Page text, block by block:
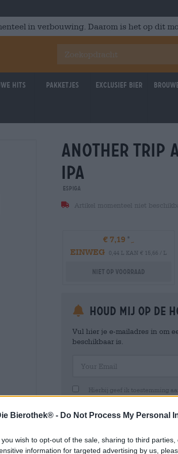
Bierothek® - Do Not Process My Personal
you wish to opt-out of the sale, sharing to third
information for targeted advertising by us,
in verbouwing. Daarom is het op dit
hits Pakketjes Exclusief Bier
another trip
ipa
Espiga
Artikel momenteel niet
€ 7,19
EINWEG
0,44 L KAN € 15,66 / L
Niet op voorraad
Houd mij op de
Vul hier je e-mailadres in om
beschikbaar is.
Hierbij geef ik toestemming
en beheren van een klantaccount.
persoonlijke gegevens. Ik ben me
kan intrekken door een e-mail te
toestemming geen invloed heeft